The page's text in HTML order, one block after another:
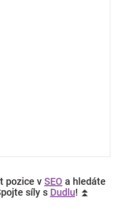
pozice v SEO a hledáte
síly s Dudlu! ⏫